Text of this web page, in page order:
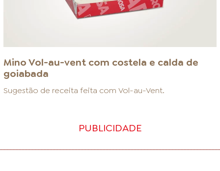
Mino Vol-au-vent com costela e calda de
goiabada
Sugestão de receita feita com Vol-au-Vent.
PUBLICIDADE